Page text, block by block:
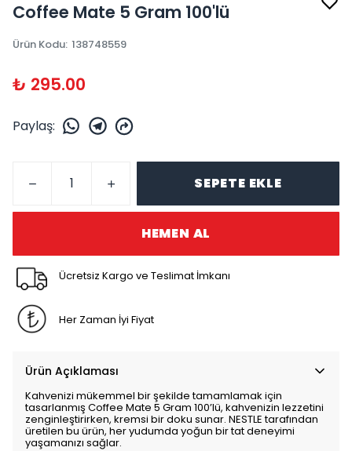
Coffee Mate 5 Gram 100'lü
Ürün Kodu: 138748559
₺ 295.00
Paylaş:
SEPETE EKLE
HEMEN AL
Ücretsiz Kargo ve Teslimat İmkanı
Her Zaman İyi Fiyat
Ürün Açıklaması
Kahvenizi mükemmel bir şekilde tamamlamak için
tasarlanmış Coffee Mate 5 Gram 100’lü, kahvenizin lezzetini
zenginleştirirken, kremsi bir doku sunar. NESTLE tarafından
üretilen bu ürün, her yudumda yoğun bir tat deneyimi
yaşamanızı sağlar.